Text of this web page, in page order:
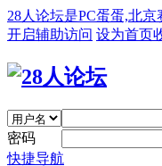
28人论坛是PC蛋蛋,北
开启辅助访问 设为首页
密码
快捷导航